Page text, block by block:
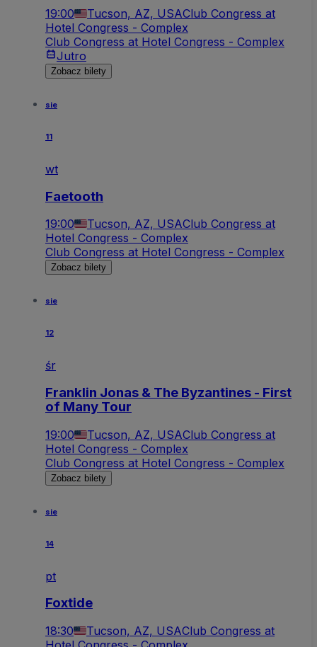
19:00 Tucson, AZ, USAClub Congress at
Hotel Congress - Complex
Club Congress at Hotel Congress - Complex
Jutro
Zobacz bilety
sie
11
wt
Faetooth
19:00 Tucson, AZ, USAClub Congress at
Hotel Congress - Complex
Club Congress at Hotel Congress - Complex
Zobacz bilety
sie
12
śr
Franklin Jonas & The Byzantines - First
of Many Tour
19:00 Tucson, AZ, USAClub Congress at
Hotel Congress - Complex
Club Congress at Hotel Congress - Complex
Zobacz bilety
sie
14
pt
Foxtide
18:30 Tucson, AZ, USAClub Congress at